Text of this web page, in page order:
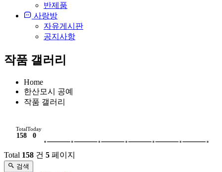
반제품
사랑방
자유게시판
공지사항
작품 갤러리
Home
한산모시 공예
작품 갤러리
Total
158
Today
0
Total 158 건 5 페이지
검색